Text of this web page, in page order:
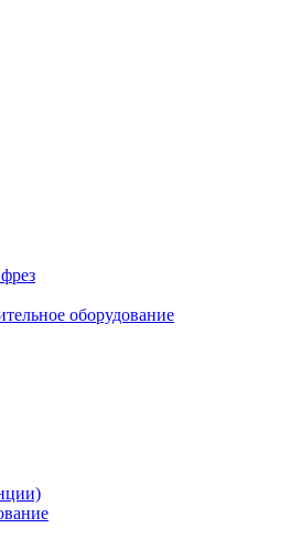
оборудование